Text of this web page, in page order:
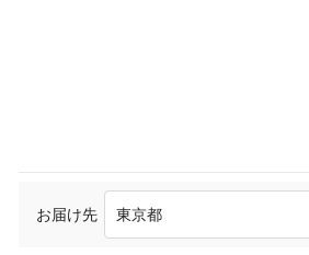
お届け先